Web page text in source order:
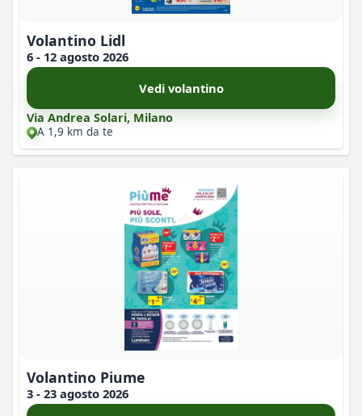
Volantino Lidl
6 - 12 agosto 2026
Vedi volantino
Via Andrea Solari, Milano
A 1,9 km da te
Volantino Piume
3 - 23 agosto 2026